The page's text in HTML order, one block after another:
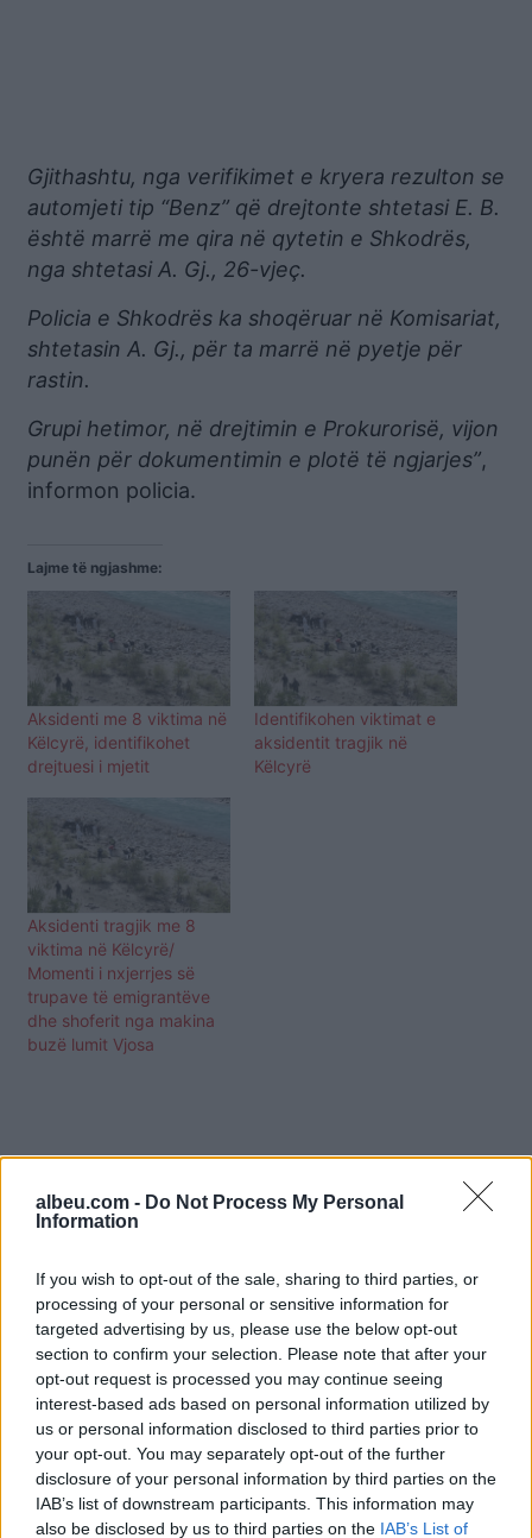
albeu.com - Do Not Process My Personal
Information
If you wish to opt-out of the sale, sharing to third parties, or
processing of your personal or sensitive information for
targeted advertising by us, please use the below opt-out
section to confirm your selection. Please note that after your
opt-out request is processed you may continue seeing
interest-based ads based on personal information utilized by
us or personal information disclosed to third parties prior to
your opt-out. You may separately opt-out of the further
disclosure of your personal information by third parties on the
IAB’s list of downstream participants. This information may
also be disclosed by us to third parties on the IAB’s List of
Gjithashtu, nga verifikimet e kryera rezulton se
automjeti tip “Benz” që drejtonte shtetasi E. B.
është marrë me qira në qytetin e Shkodrës,
nga shtetasi A. Gj., 26-vjeç.
Policia e Shkodrës ka shoqëruar në Komisariat,
shtetasin A. Gj., për ta marrë në pyetje për
rastin.
Grupi hetimor, në drejtimin e Prokurorisë, vijon
punën për dokumentimin e plotë të ngjarjes”,
informon policia.
Lajme të ngjashme:
Aksidenti me 8 viktima në
Këlcyrë, identifikohet
drejtuesi i mjetit
Identifikohen viktimat e
aksidentit tragjik në
Këlcyrë
Aksidenti tragjik me 8
viktima në Këlcyrë/
Momenti i nxjerrjes së
trupave të emigrantëve
dhe shoferit nga makina
buzë lumit Vjosa
Shtuarmë2.04.2024 15:33
Tags:
8 viktima , aksidenti , kelcyre